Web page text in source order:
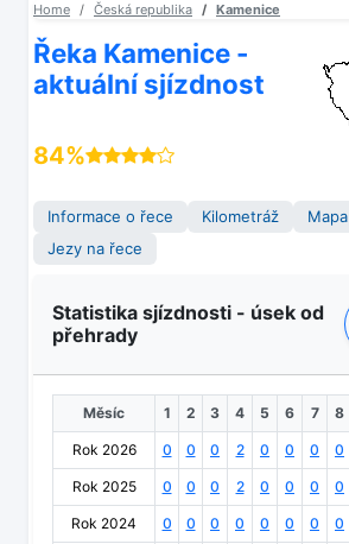
Home Česká republika Kamenice
Řeka Kamenice -
aktuální sjízdnost
84%
Informace o řece Kilometráž Mapa
Jezy na řece
Statistika sjízdnosti - úsek od
přehrady
Měsíc 1 2 3 4 5 6 7 8
Rok 2026 0 0 0 2 0 0 0 0
Rok 2025 0 0 0 2 0 0 0 0
Rok 2024 0 0 0 0 0 0 0 0